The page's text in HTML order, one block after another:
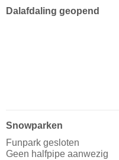
Dalafdaling geopend
Snowparken
Funpark gesloten
Geen halfpipe aanwezig